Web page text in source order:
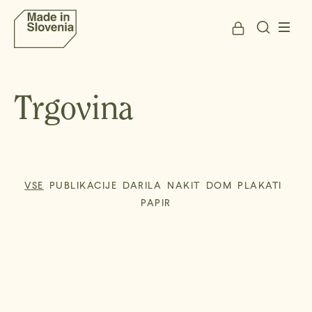
Trgovina
VSE PUBLIKACIJE DARILA NAKIT DOM PLAKATI
PAPIR